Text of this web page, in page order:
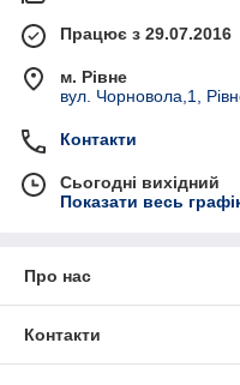
Працює з 29.07.2016
м. Рівне
вул. Чорновола,1,
Контакти
Сьогодні вихідний
Показати весь
Про нас
Контакти